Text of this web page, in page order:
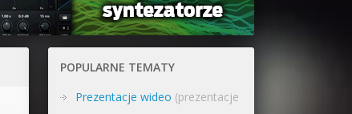
Archiwum aktualności
POPULARNE TEMATY
Prezentacje wideo (prezentacje